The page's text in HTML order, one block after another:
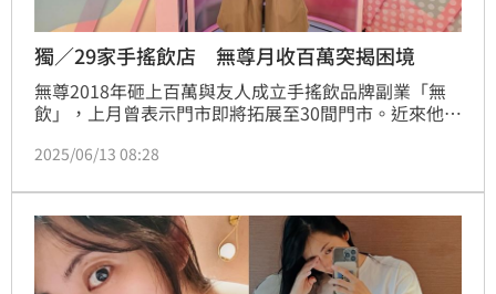
獨／29家手搖飲店 無尊月收百萬突揭困境
無尊2018年砸上百萬與友人成立手搖飲品牌副業「無
飲」，上月曾表示門市即將拓展至30間門市。近來他錄
了，地點在三峽。」而他也分析認為目前全球包括台灣
2025/06/13 08:28